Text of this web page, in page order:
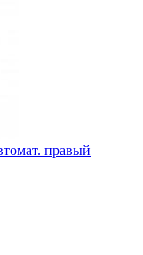
правый